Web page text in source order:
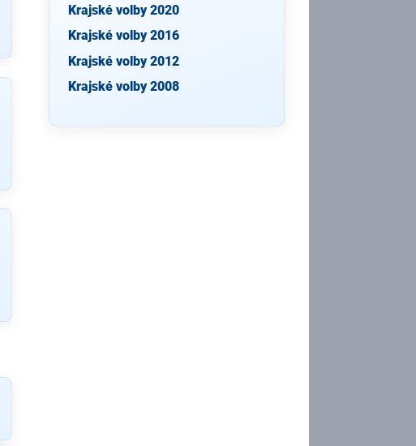
Krajské volby 2020
Krajské volby 2016
Krajské volby 2012
Krajské volby 2008